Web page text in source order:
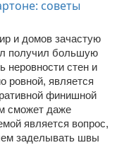
и домов зачастую
получил большую
неровности стен и
ровной, является
финишной
сможет даже
является вопрос,
заделывать швы